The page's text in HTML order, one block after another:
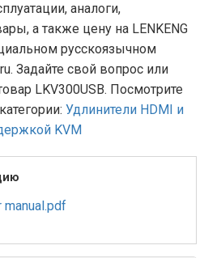
аналоги,
а также цену на LENKENG
русскоязычном
Задайте свой вопрос или
LKV300USB. Посмотрите
Удлинители HDMI и
KVM
manual.pdf